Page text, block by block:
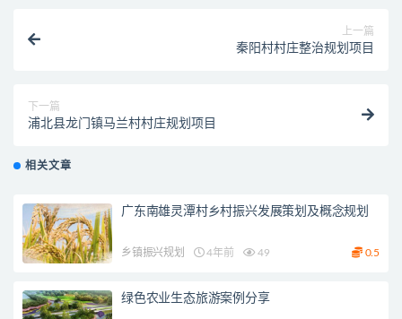
上一篇
秦阳村村庄整治规划项目
下一篇
浦北县龙门镇马兰村村庄规划项目
相关文章
广东南雄灵潭村乡村振兴发展策划及概念规划
乡镇振兴规划 4年前 49 0.5
绿色农业生态旅游案例分享